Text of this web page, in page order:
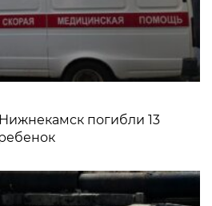
погибли 13